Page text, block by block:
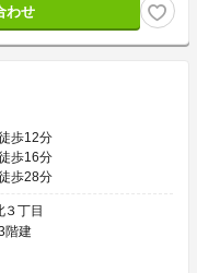
わせ
歩12分
歩16分
歩28分
丁目
階建